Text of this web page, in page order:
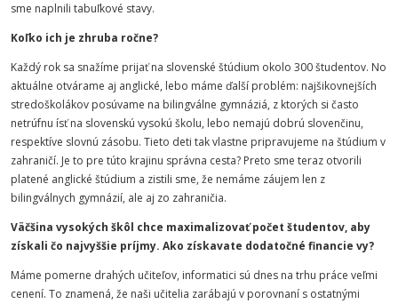
sme naplnili tabuľkové stavy.
Koľko ich je zhruba ročne?
Každý rok sa snažíme prijať na slovenské štúdium okolo 300 študentov. No
aktuálne otvárame aj anglické, lebo máme ďalší problém: najšikovnejších
stredoškolákov posúvame na bilingválne gymnáziá, z ktorých si často
netrúfnu ísť na slovenskú vysokú školu, lebo nemajú dobrú slovenčinu,
respektíve slovnú zásobu. Tieto deti tak vlastne pripravujeme na štúdium v
zahraničí. Je to pre túto krajinu správna cesta? Preto sme teraz otvorili
platené anglické štúdium a zistili sme, že nemáme záujem len z
bilingválnych gymnázií, ale aj zo zahraničia.
Väčšina vysokých škôl chce maximalizovať počet študentov, aby
získali čo najvyššie príjmy. Ako získavate dodatočné financie vy?
Máme pomerne drahých učiteľov, informatici sú dnes na trhu práce veľmi
cenení. To znamená, že naši učitelia zarábajú v porovnaní s ostatnými